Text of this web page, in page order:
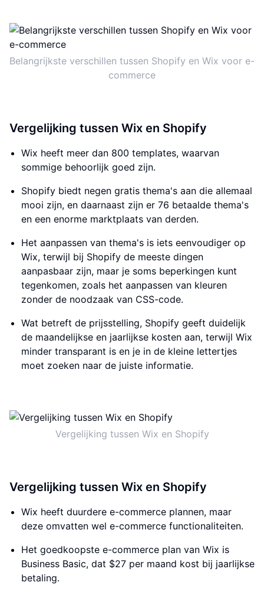
Belangrijkste verschillen tussen Shopify en Wix voor e-
commerce
Vergelijking tussen Wix en Shopify
Wix heeft meer dan 800 templates, waarvan
sommige behoorlijk goed zijn.
Shopify biedt negen gratis thema's aan die allemaal
mooi zijn, en daarnaast zijn er 76 betaalde thema's
en een enorme marktplaats van derden.
Het aanpassen van thema's is iets eenvoudiger op
Wix, terwijl bij Shopify de meeste dingen
aanpasbaar zijn, maar je soms beperkingen kunt
tegenkomen, zoals het aanpassen van kleuren
zonder de noodzaak van CSS-code.
Wat betreft de prijsstelling, Shopify geeft duidelijk
de maandelijkse en jaarlijkse kosten aan, terwijl Wix
minder transparant is en je in de kleine lettertjes
moet zoeken naar de juiste informatie.
Vergelijking tussen Wix en Shopify
Vergelijking tussen Wix en Shopify
Wix heeft duurdere e-commerce plannen, maar
deze omvatten wel e-commerce functionaliteiten.
Het goedkoopste e-commerce plan van Wix is
Business Basic, dat $27 per maand kost bij jaarlijkse
betaling.